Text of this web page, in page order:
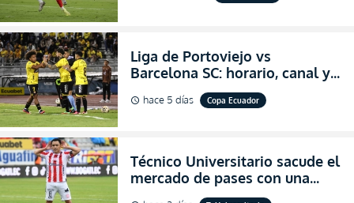
Liga de Portoviejo vs
Barcelona SC: horario, canal y
dónde ver EN VIVO los octavos
de final de la Copa Ecuador
schedule hace 5 días Copa Ecuador
Técnico Universitario sacude el
mercado de pases con una
verdadera revolución para